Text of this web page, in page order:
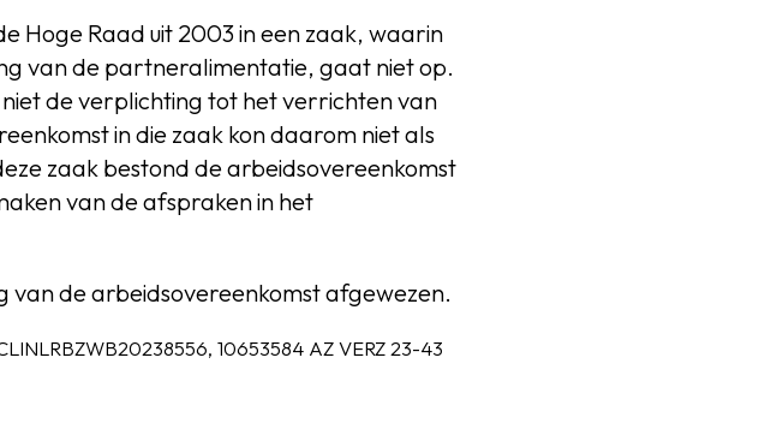
Hoge Raad uit 2003 in een zaak, waarin
van de partneralimentatie, gaat niet op.
de verplichting tot het verrichten van
in die zaak kon daarom niet als
zaak bestond de arbeidsovereenkomst
van de afspraken in het
de arbeidsovereenkomst afgewezen.
10653584 AZ VERZ 23-43